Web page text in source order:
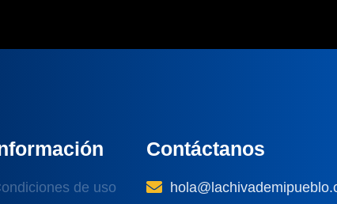
de uso
Contáctanos